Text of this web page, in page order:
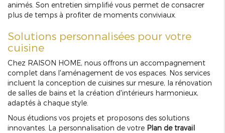
animés. Son entretien simplifié vous permet de consacrer
plus de temps à profiter de moments conviviaux.
Solutions personnalisées pour votre
cuisine
Chez RAISON HOME, nous offrons un accompagnement
complet dans l'aménagement de vos espaces. Nos services
incluent la conception de cuisines sur mesure, la rénovation
de salles de bains et la création d'intérieurs harmonieux,
adaptés à chaque style.
Nous étudions vos projets et proposons des solutions
innovantes. La personnalisation de votre Plan de travail